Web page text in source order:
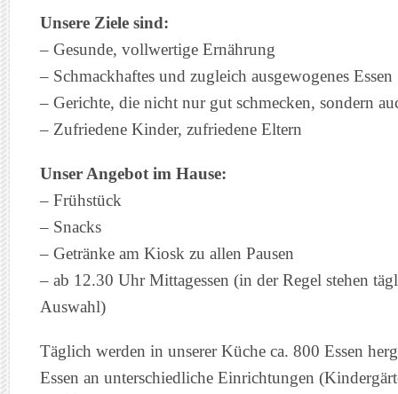
Unsere Ziele sind:
– Gesunde, vollwertige Ernährung
– Schmackhaftes und zugleich ausgewogenes Essen
– Gerichte, die nicht nur gut schmecken, sondern
– Zufriedene Kinder, zufriedene Eltern
Unser Angebot im Hause:
– Frühstück
– Snacks
– Getränke am Kiosk zu allen Pausen
– ab 12.30 Uhr Mittagessen (in der Regel stehen
Auswahl)
Täglich werden in unserer Küche ca. 800 Essen
Essen an unterschiedliche Einrichtungen